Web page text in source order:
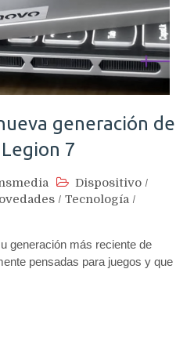
generación de
7
Dispositivo /
/ Tecnología /
generación más reciente de
pensadas para juegos y que